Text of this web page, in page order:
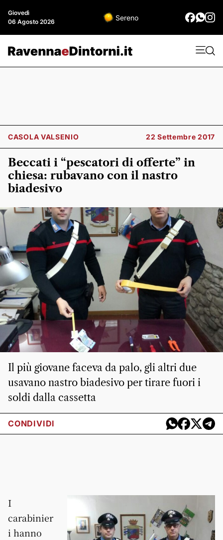
Giovedì
06 Agosto 2026
Sereno
CASOLA VALSENIO 22 Settembre 2017
Beccati i “pescatori di offerte” in
chiesa: rubavano con il nastro
biadesivo
Il più giovane faceva da palo, gli altri due
usavano nastro biadesivo per tirare fuori i
soldi dalla cassetta
CONDIVIDI
I
carabinier
i hanno